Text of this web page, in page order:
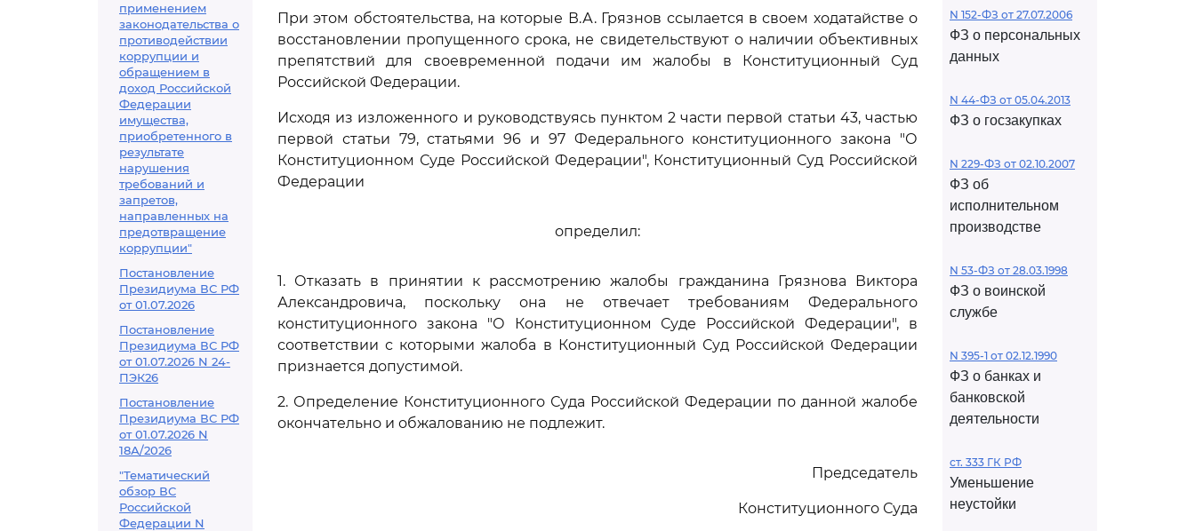
применением
законодательства о
противодействии
коррупции и
обращением в
доход Российской
Федерации
имущества,
приобретенного в
результате
нарушения
требований и
запретов,
направленных на
предотвращение
коррупции"
Постановление
Президиума ВС РФ
от 01.07.2026
Постановление
Президиума ВС РФ
от 01.07.2026 N 24-
ПЭК26
Постановление
Президиума ВС РФ
от 01.07.2026 N
18А/2026
"Тематический
обзор ВС
Российской
Федерации N
При этом обстоятельства, на которые В.А. Грязнов ссылается в своем ходатайстве о
восстановлении пропущенного срока, не свидетельствуют о наличии объективных
препятствий для своевременной подачи им жалобы в Конституционный Суд
Российской Федерации.
Исходя из изложенного и руководствуясь пунктом 2 части первой статьи 43, частью
первой статьи 79, статьями 96 и 97 Федерального конституционного закона "О
Конституционном Суде Российской Федерации", Конституционный Суд Российской
Федерации
определил:
1. Отказать в принятии к рассмотрению жалобы гражданина Грязнова Виктора
Александровича, поскольку она не отвечает требованиям Федерального
конституционного закона "О Конституционном Суде Российской Федерации", в
соответствии с которыми жалоба в Конституционный Суд Российской Федерации
признается допустимой.
2. Определение Конституционного Суда Российской Федерации по данной жалобе
окончательно и обжалованию не подлежит.
Председатель
Конституционного Суда
N 152-ФЗ от 27.07.2006
ФЗ о персональных
данных
N 44-ФЗ от 05.04.2013
ФЗ о госзакупках
N 229-ФЗ от 02.10.2007
ФЗ об
исполнительном
производстве
N 53-ФЗ от 28.03.1998
ФЗ о воинской
службе
N 395-1 от 02.12.1990
ФЗ о банках и
банковской
деятельности
ст. 333 ГК РФ
Уменьшение
неустойки